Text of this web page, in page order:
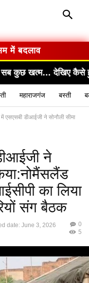
फैसला
"सामने आया चौंकाने
महाराजगंज बस्ती
एसएसबी डीआईजी ने सोनौली सीमा
ने
का लिया
संग बैठक
date: June 3, 2026
0
5